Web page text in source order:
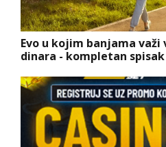
Evo u kojim banjama važi
dinara - kompletan